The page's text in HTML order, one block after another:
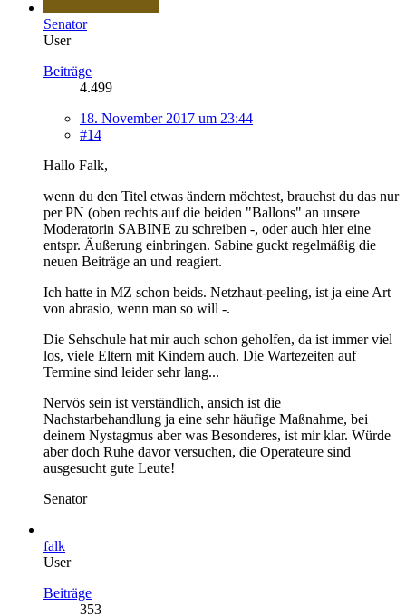
Senator
User
Beiträge
4.499
18. November 2017 um 23:44
#14
Hallo Falk,
wenn du den Titel etwas ändern möchtest, brauchst du das nur
per PN (oben rechts auf die beiden "Ballons" an unsere
Moderatorin SABINE zu schreiben -, oder auch hier eine
entspr. Äußerung einbringen. Sabine guckt regelmäßig die
neuen Beiträge an und reagiert.
Ich hatte in MZ schon beids. Netzhaut-peeling, ist ja eine Art
von abrasio, wenn man so will -.
Die Sehschule hat mir auch schon geholfen, da ist immer viel
los, viele Eltern mit Kindern auch. Die Wartezeiten auf
Termine sind leider sehr lang...
Nervös sein ist verständlich, ansich ist die
Nachstarbehandlung ja eine sehr häufige Maßnahme, bei
deinem Nystagmus aber was Besonderes, ist mir klar. Würde
aber doch Ruhe davor versuchen, die Operateure sind
ausgesucht gute Leute!
Senator
falk
User
Beiträge
353